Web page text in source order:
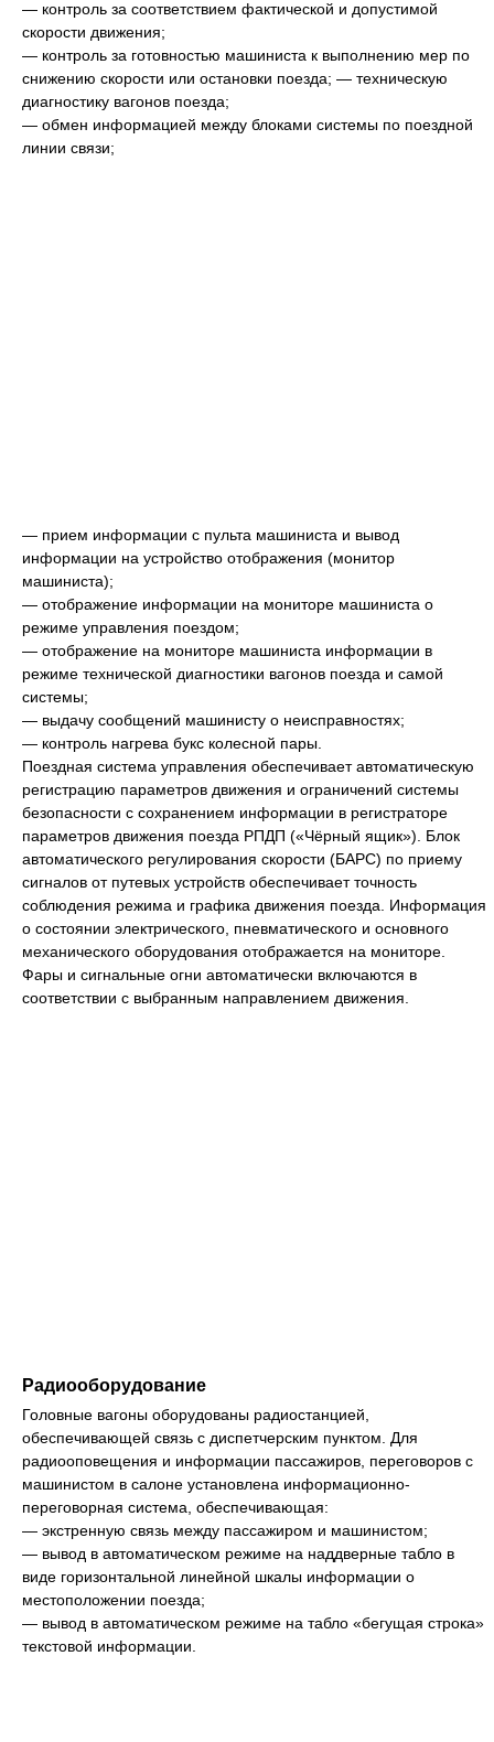
— контроль за соответствием фактической и допустимой
скорости движения;
— контроль за готовностью машиниста к выполнению мер по
снижению скорости или остановки поезда; — техническую
диагностику вагонов поезда;
— обмен информацией между блоками системы по поездной
линии связи;
— прием информации с пульта машиниста и вывод
информации на устройство отображения (монитор
машиниста);
— отображение информации на мониторе машиниста о
режиме управления поездом;
— отображение на мониторе машиниста информации в
режиме технической диагностики вагонов поезда и самой
системы;
— выдачу сообщений машинисту о неисправностях;
— контроль нагрева букс колесной пары.
Поездная система управления обеспечивает автоматическую
регистрацию параметров движения и ограничений системы
безопасности с сохранением информации в регистраторе
параметров движения поезда РПДП («Чёрный ящик»). Блок
автоматического регулирования скорости (БАРС) по приему
сигналов от путевых устройств обеспечивает точность
соблюдения режима и графика движения поезда. Информация
о состоянии электрического, пневматического и основного
механического оборудования отображается на мониторе.
Фары и сигнальные огни автоматически включаются в
соответствии с выбранным направлением движения.
Радиооборудование
Головные вагоны оборудованы радиостанцией,
обеспечивающей связь с диспетчерским пунктом. Для
радиооповещения и информации пассажиров, переговоров с
машинистом в салоне установлена информационно-
переговорная система, обеспечивающая:
— экстренную связь между пассажиром и машинистом;
— вывод в автоматическом режиме на наддверные табло в
виде горизонтальной линейной шкалы информации о
местоположении поезда;
— вывод в автоматическом режиме на табло «бегущая строка»
текстовой информации.